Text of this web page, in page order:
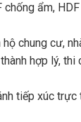
chống ẩm,
hộ chung cư,
hợp lý, thi
tiếp xúc